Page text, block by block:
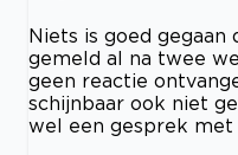
Niets is goed gegaan
gemeld al na twee
geen reactie
schijnbaar ook niet
wel een gesprek met